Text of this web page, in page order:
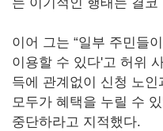
이어 그는 “일부 주민들
이용할 수 있다'고 허위
득에 관계없이 신청 노
모두가 혜택을 누릴 수
중단하라고 지적했다.